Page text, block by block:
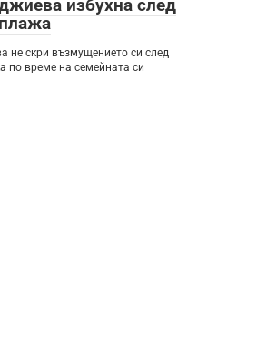
избухна след
не скри възмущението си след
по време на семейната си